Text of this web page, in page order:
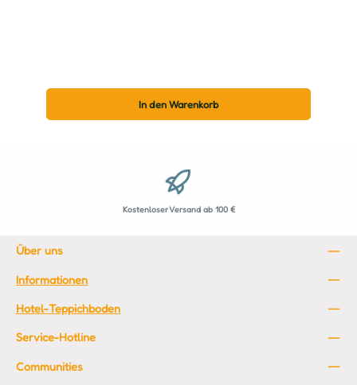
In den Warenkorb
Kostenloser Versand ab 100 €
Über uns
Informationen
Hotel-Teppichboden
Service-Hotline
Communities